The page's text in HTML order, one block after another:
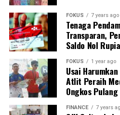
Sementara untuk pembenihan
0,5 hektare dan pembesaran
hektare.
Syarat lainnya termasuk
elektronik, terdaftar di portal
perikanan, tergabung dalam
atau terdaftar di dinas yang
pemerintahan di bidang
dalam e-RDKK Perikanan.
FOKUS 7 years ago
Tenaga
Transparan,
Saldo Nol
FOKUS 1 year ago
Usai
Atlit Peraih
Ongkos Pulang
FINANCE 7 years